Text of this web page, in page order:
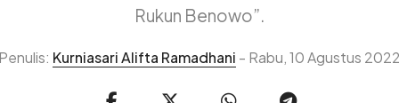
Rukun Benowo”.
Kurniasari Alifta Ramadhani - Rabu, 10 Agustus